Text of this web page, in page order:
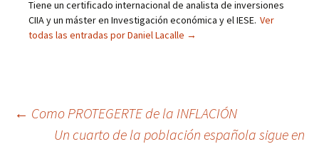
Tiene un certificado internacional de analista de inversiones
CIIA y un máster en Investigación económica y el IESE. Ver
todas las entradas por Daniel Lacalle →
Navegación
← Como PROTEGERTE de la INFLACIÓN
Un cuarto de la población española sigue en